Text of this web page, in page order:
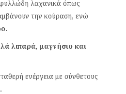
λαχανικά όπως
την κούραση, ενώ
λιπαρά, μαγνήσιο και
ενέργεια με σύνθετους